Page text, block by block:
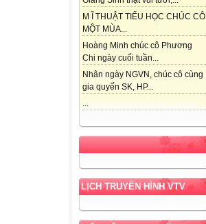
M Ĩ THUẬT TIỂU HỌC CHÚC CÔ
MỘT MÙA...
Hoàng Minh chúc cô Phương
Chi ngày cuối tuần...
Nhân ngày NGVN, chúc cô cùng
gia quyến SK, HP...
...
LỊCH TRUYỀN HÌNH VTV